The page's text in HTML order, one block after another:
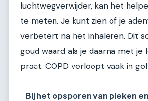
luchtwegverwijder, kan het
te meten. Je kunt zien of je
verbetert na het inhaleren. Dit
goud waard als je daarna met je
praat. COPD verloopt vaak in
Bij het opsporen van pieken